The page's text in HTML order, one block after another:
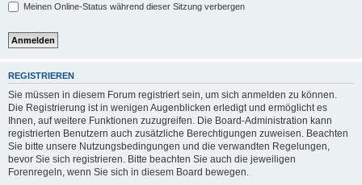
Meinen Online-Status während dieser Sitzung verbergen
REGISTRIEREN
Sie müssen in diesem Forum registriert sein, um sich anmelden zu können.
Die Registrierung ist in wenigen Augenblicken erledigt und ermöglicht es
Ihnen, auf weitere Funktionen zuzugreifen. Die Board-Administration kann
registrierten Benutzern auch zusätzliche Berechtigungen zuweisen. Beachten
Sie bitte unsere Nutzungsbedingungen und die verwandten Regelungen,
bevor Sie sich registrieren. Bitte beachten Sie auch die jeweiligen
Forenregeln, wenn Sie sich in diesem Board bewegen.